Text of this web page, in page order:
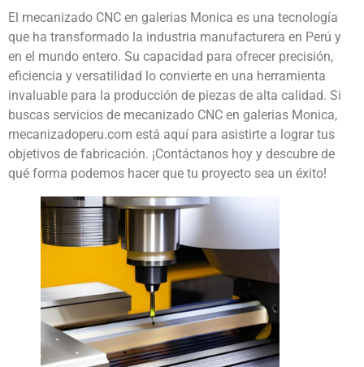
El mecanizado CNC en galerias Monica es una tecnología
que ha transformado la industria manufacturera en Perú y
en el mundo entero. Su capacidad para ofrecer precisión,
eficiencia y versatilidad lo convierte en una herramienta
invaluable para la producción de piezas de alta calidad. Si
buscas servicios de mecanizado CNC en galerias Monica,
mecanizadoperu.com está aquí para asistirte a lograr tus
objetivos de fabricación. ¡Contáctanos hoy y descubre de
qué forma podemos hacer que tu proyecto sea un éxito!